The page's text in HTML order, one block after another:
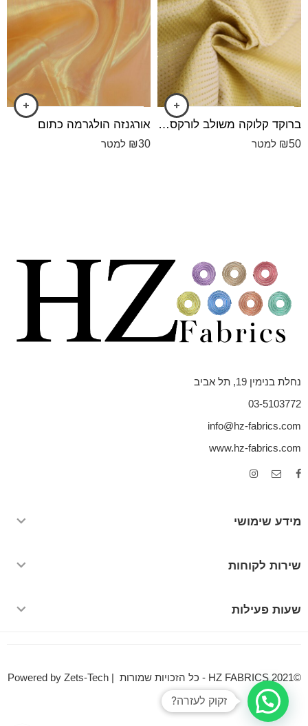
ברוקד קלוקה משולב לורקס צהוב
₪50 למטר
אורגנזה הולגרמה כתום
₪30 למטר
נחלת בנימין 19, תל אביב
03-5103772
info@hz-fabrics.com
www.hz-fabrics.com
מידע שימושי
שירות לקוחות
שעות פעילות
©HZ FABRICS 2021 - כל הזכויות שמורות | Powered by Zets-Tech
זקוק לעזרה?